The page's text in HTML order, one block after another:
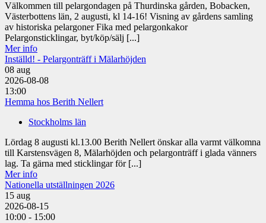
Välkommen till pelargondagen på Thurdinska gården, Bobacken,
Västerbottens län, 2 augusti, kl 14-16! Visning av gårdens samling
av historiska pelargoner Fika med pelargonkakor
Pelargonsticklingar, byt/köp/sälj [...]
Mer info
Inställd! - Pelargonträff i Mälarhöjden
08 aug
2026-08-08
13:00
Hemma hos Berith Nellert
Stockholms län
Lördag 8 augusti kl.13.00 Berith Nellert önskar alla varmt välkomna
till Karstensvägen 8, Mälarhöjden och pelargonträff i glada vänners
lag. Ta gärna med sticklingar för [...]
Mer info
Nationella utställningen 2026
15 aug
2026-08-15
10:00 - 15:00